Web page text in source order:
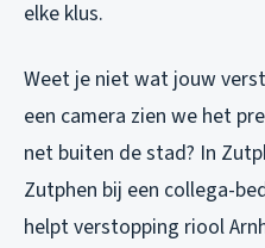
elke klus.
Weet je niet wat jouw
een camera zien we het
net buiten de stad? In
Zutphen bij een collega-
helptverstopping riool